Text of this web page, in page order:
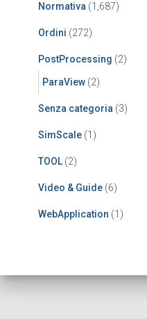
Normativa (1,687)
Ordini (272)
PostProcessing (2)
ParaView (2)
Senza categoria (3)
SimScale (1)
TOOL(2)
Video & Guide (6)
WebApplication (1)